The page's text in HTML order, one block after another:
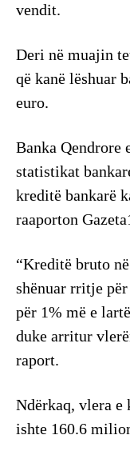
vendit.
Deri në muajin
që kanë lëshuar
euro.
Banka Qendrore
statistikat
kreditë bankarë
raaporton
“Kreditë bruto
shënuar rritje
për 1% më e
duke arritur
raport.
Ndërkaq, vlera e
ishte 160.6